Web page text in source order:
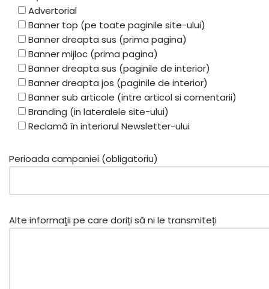
Advertorial
Banner top (pe toate paginile site-ului)
Banner dreapta sus (prima pagina)
Banner mijloc (prima pagina)
Banner dreapta sus (paginile de interior)
Banner dreapta jos (paginile de interior)
Banner sub articole (intre articol si comentarii)
Branding (in lateralele site-ului)
Reclamă în interiorul Newsletter-ului
Perioada campaniei (obligatoriu)
Alte informaţii pe care doriți să ni le transmiteți